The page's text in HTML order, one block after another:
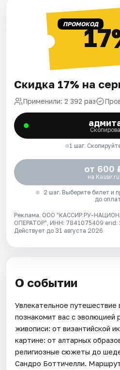
ПРОМОКОД
Скидка 17% на
Применили: 2 392 раз
1 шаг.
от 600
на Kassir.ru
2 шаг. Выберите билет и
до
Реклама. ООО "КАССИР.РУ-
ОПЕРАТОР", ИНН: 7841075409 erid:
Действует до 31 августа 2026
О событии
Увлекательное путешествие
познакомит вас с эволюцией
живописи: от византийской
картине: от алтарных
религиозные сюжеты до
Сандро Боттичелли.